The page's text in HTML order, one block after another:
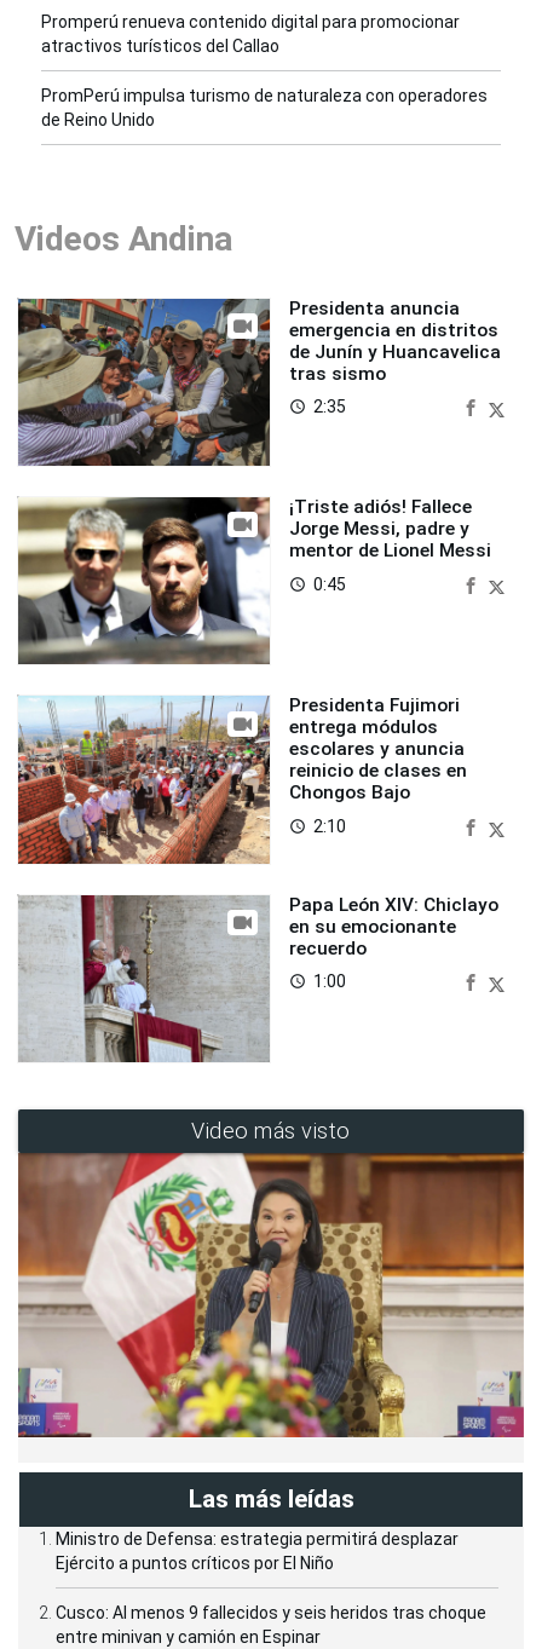
Promperú renueva contenido digital para promocionar
atractivos turísticos del Callao
PromPerú impulsa turismo de naturaleza con operadores
de Reino Unido
Videos Andina
Presidenta anuncia
emergencia en distritos
de Junín y Huancavelica
tras sismo
access_time 2:35
¡Triste adiós! Fallece
Jorge Messi, padre y
mentor de Lionel Messi
access_time 0:45
Presidenta Fujimori
entrega módulos
escolares y anuncia
reinicio de clases en
Chongos Bajo
access_time 2:10
Papa León XIV: Chiclayo
en su emocionante
recuerdo
access_time 1:00
Video más visto
Las más leídas
Ministro de Defensa: estrategia permitirá desplazar
Ejército a puntos críticos por El Niño
Cusco: Al menos 9 fallecidos y seis heridos tras choque
entre minivan y camión en Espinar